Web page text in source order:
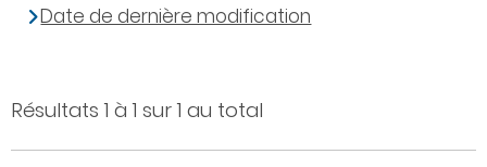
Résultats 1 à 1 sur 1 au total
Date de dernière modification